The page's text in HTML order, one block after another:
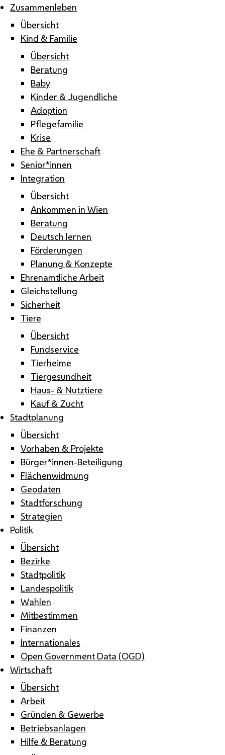
Zusammenleben
Übersicht
Kind & Familie
Übersicht
Beratung
Baby
Kinder & Jugendliche
Adoption
Pflegefamilie
Krise
Ehe & Partnerschaft
Senior*innen
Integration
Übersicht
Ankommen in Wien
Beratung
Deutsch lernen
Förderungen
Planung & Konzepte
Ehrenamtliche Arbeit
Gleichstellung
Sicherheit
Tiere
Übersicht
Fundservice
Tierheime
Tiergesundheit
Haus- & Nutztiere
Kauf & Zucht
Stadtplanung
Übersicht
Vorhaben & Projekte
Bürger*innen-Beteiligung
Flächenwidmung
Geodaten
Stadtforschung
Strategien
Politik
Übersicht
Bezirke
Stadtpolitik
Landespolitik
Wahlen
Mitbestimmen
Finanzen
Internationales
Open Government Data (OGD)
Wirtschaft
Übersicht
Arbeit
Gründen & Gewerbe
Betriebsanlagen
Hilfe & Beratung